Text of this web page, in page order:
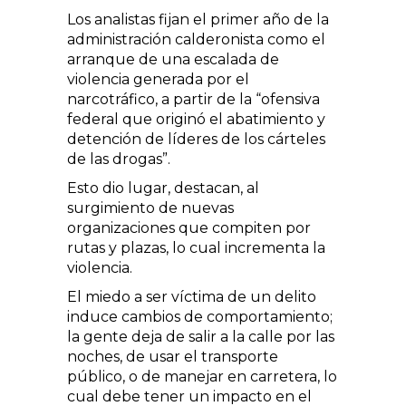
Los analistas fijan el primer año de la
administración calderonista como el
arranque de una escalada de
violencia generada por el
narcotráfico, a partir de la “ofensiva
federal que originó el abatimiento y
detención de líderes de los cárteles
de las drogas”.
Esto dio lugar, destacan, al
surgimiento de nuevas
organizaciones que compiten por
rutas y plazas, lo cual incrementa la
violencia.
El miedo a ser víctima de un delito
induce cambios de comportamiento;
la gente deja de salir a la calle por las
noches, de usar el transporte
público, o de manejar en carretera, lo
cual debe tener un impacto en el